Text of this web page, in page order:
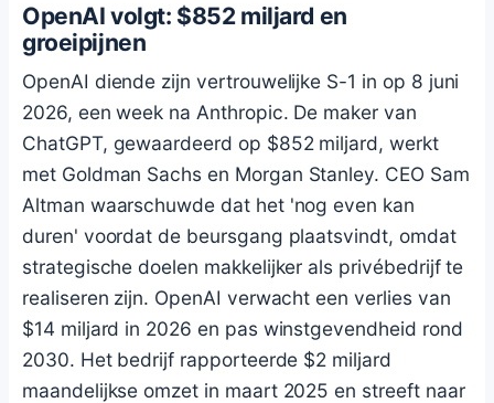
OpenAI volgt: $852 miljard en
groeipijnen
OpenAI diende zijn vertrouwelijke S-1 in op 8 juni
2026, een week na Anthropic. De maker van
ChatGPT, gewaardeerd op $852 miljard, werkt
met Goldman Sachs en Morgan Stanley. CEO Sam
Altman waarschuwde dat het 'nog even kan
duren' voordat de beursgang plaatsvindt, omdat
strategische doelen makkelijker als privébedrijf te
realiseren zijn. OpenAI verwacht een verlies van
$14 miljard in 2026 en pas winstgevendheid rond
2030. Het bedrijf rapporteerde $2 miljard
maandelijkse omzet in maart 2025 en streeft naar